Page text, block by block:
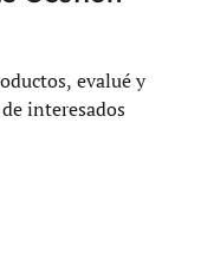
evalué y
interesados